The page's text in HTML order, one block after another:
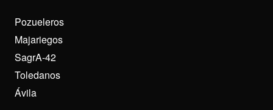
Pozueleros
Majariegos
SagrA-42
Toledanos
Ávila